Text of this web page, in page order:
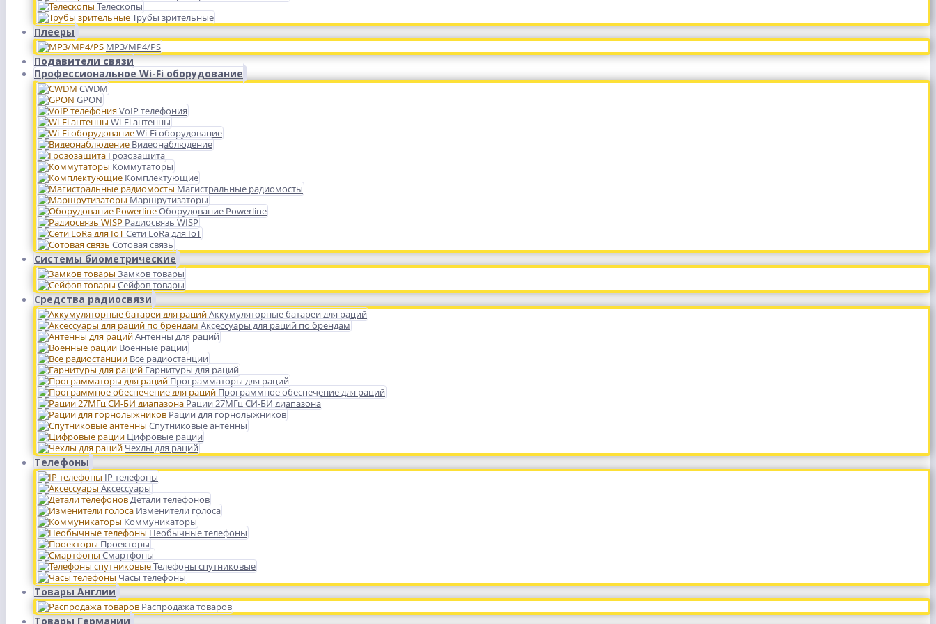
Телескопы
Трубы зрительные
Плееры
MP3/MP4/PS
Подавители связи
Профессиональное Wi-Fi оборудование
CWDM
GPON
VoIP телефония
Wi-Fi антенны
Wi-Fi оборудование
Видеонаблюдение
Грозозащита
Коммутаторы
Комплектующие
Магистральные радиомосты
Маршрутизаторы
Оборудование Powerline
Радиосвязь WISP
Сети LoRa для IoT
Сотовая связь
Системы биометрические
Замков товары
Сейфов товары
Средства радиосвязи
Аккумуляторные батареи для раций
Аксессуары для раций по брендам
Антенны для раций
Военные рации
Все радиостанции
Гарнитуры для раций
Программаторы для раций
Программное обеспечение для раций
Рации 27МГц СИ-БИ диапазона
Рации для горнолыжников
Спутниковые антенны
Цифровые рации
Чехлы для раций
Телефоны
IP телефоны
Аксессуары
Детали телефонов
Изменители голоса
Коммуникаторы
Необычные телефоны
Проекторы
Смартфоны
Телефоны спутниковые
Часы телефоны
Товары Англии
Распродажа товаров
Товары Германии